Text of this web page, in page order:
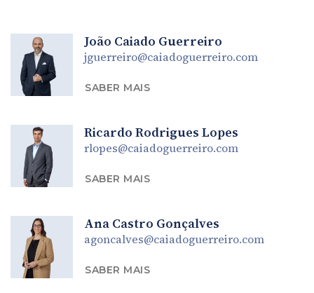
João Caiado Guerreiro
jguerreiro@caiadoguerreiro.com
SABER MAIS
Ricardo Rodrigues Lopes
rlopes@caiadoguerreiro.com
SABER MAIS
Ana Castro Gonçalves
agoncalves@caiadoguerreiro.com
SABER MAIS